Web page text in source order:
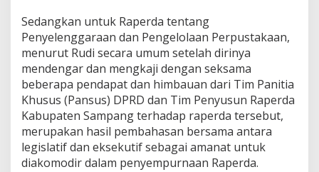
Sedangkan untuk Raperda tentang
Penyelenggaraan dan Pengelolaan Perpustakaan,
menurut Rudi secara umum setelah dirinya
mendengar dan mengkaji dengan seksama
beberapa pendapat dan himbauan dari Tim Panitia
Khusus (Pansus) DPRD dan Tim Penyusun Raperda
Kabupaten Sampang terhadap raperda tersebut,
merupakan hasil pembahasan bersama antara
legislatif dan eksekutif sebagai amanat untuk
diakomodir dalam penyempurnaan Raperda.